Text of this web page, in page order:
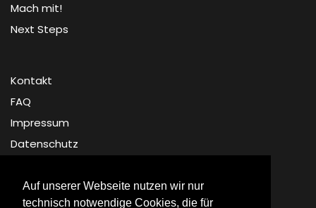
Auf unserer Webseite nutzen wir nur
technisch notwendige Cookies, die für
Mach mit!
Next Steps
Kontakt
FAQ
Impressum
Datenschutz